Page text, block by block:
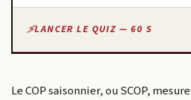
LANCER LE QUIZ — 60 S
Le COP saisonnier, ou SCOP,